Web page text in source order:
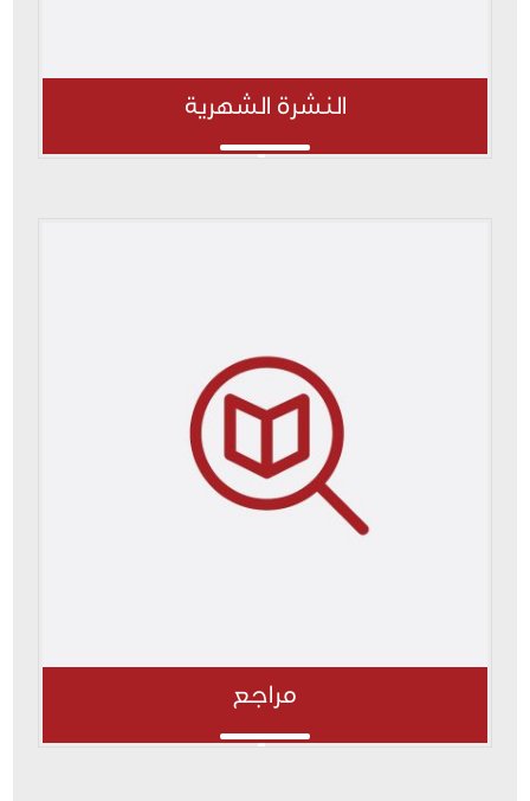
النشرة الشهرية
مراجع